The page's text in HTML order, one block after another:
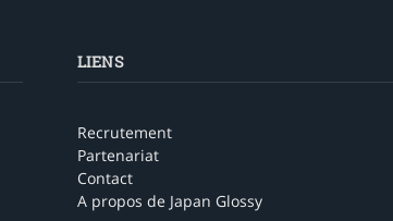
LIENS
Recrutement
Partenariat
Contact
A propos de Japan Glossy